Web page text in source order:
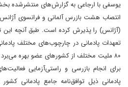
یوسفی با ارجاعی به گزارش‌های منتشرشده
(آژانس) را پذیرش کرده است. طبق آنچه این
برای انجام بازرسی و راستی‌آزمایی
پادمانی ذیل توافق‌نامه جامع پادمانی